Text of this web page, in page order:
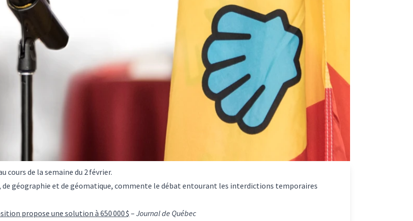
cours de la semaine du 2 février.
de géographie et de géomatique, commente le débat entourant les interdictions temporaires
propose une solution à 650 000 $ – Journal de Québec